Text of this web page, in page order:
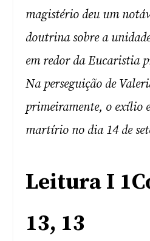
magistério deu um
doutrina sobre a
em redor da Eucaristia
Na perseguição de
primeiramente, o exílio
martírio no dia 14 de
Leitura I
13, 13